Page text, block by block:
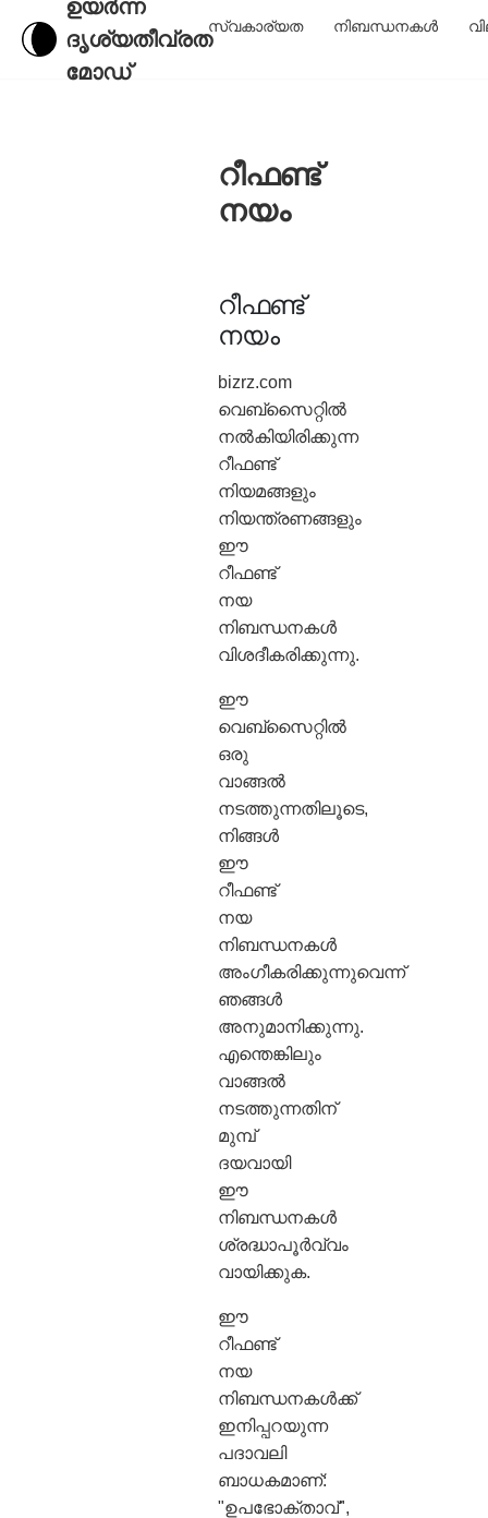
ഉയർന്ന
ദൃശ്യതീവ്രത
മോഡ്
സ്വകാര്യത നിബന്ധനകൾ
റീഫണ്ട്
നയം
റീഫണ്ട്
നയം
bizrz.com
വെബ്സൈറ്റിൽ
നൽകിയിരിക്കുന്ന
റീഫണ്ട്
നിയമങ്ങളും
നിയന്ത്രണങ്ങളും
ഈ
റീഫണ്ട്
നയ
നിബന്ധനകൾ
വിശദീകരിക്കുന്നു.
ഈ
വെബ്സൈറ്റിൽ
ഒരു
വാങ്ങൽ
നടത്തുന്നതിലൂടെ,
നിങ്ങൾ
ഈ
റീഫണ്ട്
നയ
നിബന്ധനകൾ
അംഗീകരിക്കുന്നുവെന്ന്
ഞങ്ങൾ
അനുമാനിക്കുന്നു.
എന്തെങ്കിലും
വാങ്ങൽ
നടത്തുന്നതിന്
മുമ്പ്
ദയവായി
ഈ
നിബന്ധനകൾ
ശ്രദ്ധാപൂർവ്വം
വായിക്കുക.
ഈ
റീഫണ്ട്
നയ
നിബന്ധനകൾക്ക്
ഇനിപ്പറയുന്ന
പദാവലി
ബാധകമാണ്:
"ഉപഭോക്താവ്",